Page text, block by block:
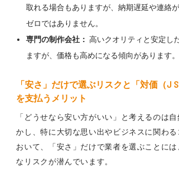
取れる場合もありますが、納期遅延や連絡
ゼロではありません。
専門の制作会社： 高いクオリティと安定し
ますが、価格も高めになる傾向があります。
「安さ」だけで選ぶリスクと「対価（J
を支払うメリット
「どうせなら安い方がいい」と考えるのは
かし、特に大切な思い出やビジネスに関わ
おいて、「安さ」だけで業者を選ぶことに
なリスクが潜んでいます。